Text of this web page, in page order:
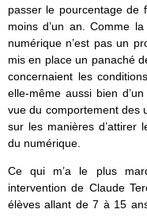
passer le pourcentage de
moins d’un an. Comme
numérique n’est pas un
mis en place un panaché
concernaient les
elle-même aussi bien
vue du comportement des
sur les manières d’attirer
du numérique.
Ce qui m’a le plus
intervention de Claude
élèves allant de 7 à 15